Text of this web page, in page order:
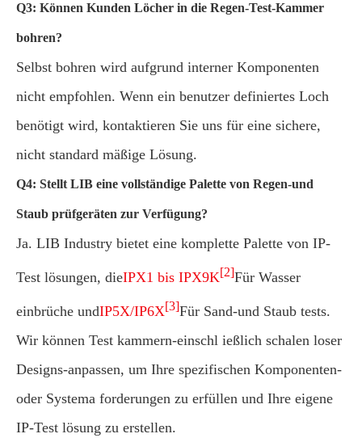
Q3: Können Kunden Löcher in die Regen-Test-Kammer
bohren?
Selbst bohren wird aufgrund interner Komponenten
nicht empfohlen. Wenn ein benutzer definiertes Loch
benötigt wird, kontaktieren Sie uns für eine sichere,
nicht standard mäßige Lösung.
Q4: Stellt LIB eine vollständige Palette von Regen-und
Staub prüfgeräten zur Verfügung?
Ja. LIB Industry bietet eine komplette Palette von IP-
Test lösungen, dieIPX1 bis IPX9K[2]Für Wasser
einbrüche undIP5X/IP6X[3]Für Sand-und Staub tests.
Wir können Test kammern-einschl ießlich schalen loser
Designs-anpassen, um Ihre spezifischen Komponenten-
oder Systema forderungen zu erfüllen und Ihre eigene
IP-Test lösung zu erstellen.